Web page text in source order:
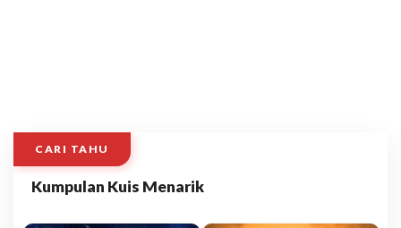
CARI TAHU
Kumpulan Kuis Menarik